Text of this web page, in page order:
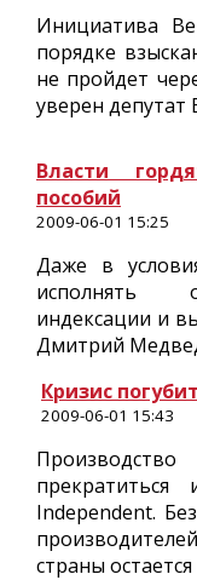
Инициатива
порядке
не пройдет
уверен депутат
Власти
пособий
2009-06-01 15:25
Даже в
исполнять
индексации и
Дмитрий
Кризис
2009-06-01 15:43
прекратиться
Independent.
страны